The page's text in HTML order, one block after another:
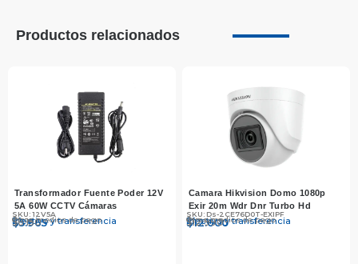
Productos relacionados
Transformador Fuente Poder 12V
5A 60W CCTV Cámaras
SKU: 12V5A
$5.965
Efectivo y transferencia
$6.150
Otros medios de pago
Camara Hikvision Domo 1080p
Exir 20m Wdr Dnr Turbo Hd
SKU: Ds-2CE76D0T-EXIPF
$12.600
Efectivo y transferencia
$12.990
Otros medios de pago